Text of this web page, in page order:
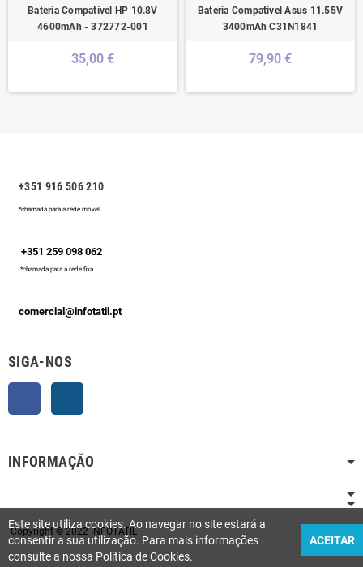
Bateria Compatível HP 10.8V
4600mAh - 372772-001
35,00 €
Bateria Compatível Asus 11.55V
3400mAh C31N1841
79,90 €
+351 916 506 210
*chamada para a rede móvel
+351 259 098 062
*chamada para a rede fixa
comercial@infotatil.pt
SIGA-NOS
INFORMAÇÃO
Copyright © 2022 INFOTATIL
Este site utiliza cookies. Ao navegar no site estará a
consentir a sua utilização. Para mais informações
consulte a nossa Política de Cookies.
ACEITAR